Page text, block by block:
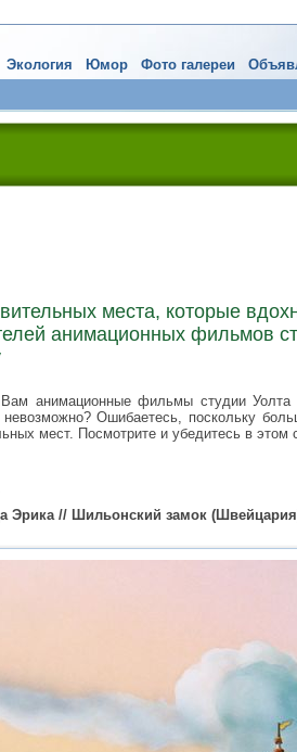
Экология Юмор Фото галереи
места, которые
анимационных фильмов
анимационные фильмы студии
Ошибаетесь, поскольку
мест. Посмотрите и убедитесь в
Эрика // Шильонский замок